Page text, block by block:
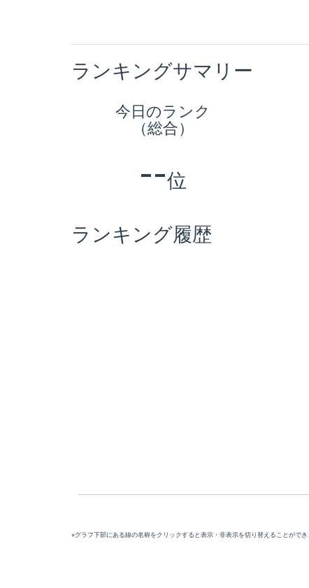
ランキングサマリー
今日のランク
（総合）
--位
ランキング履歴
※グラフ下部にある線の名称をクリックすると表示・非表示を切り替えることができ